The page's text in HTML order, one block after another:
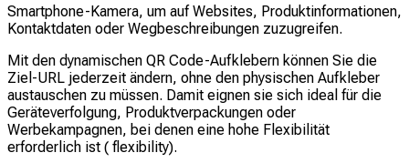
Smartphone-Kamera, um auf Websites, Produktinformationen,
Kontaktdaten oder Wegbeschreibungen zuzugreifen.
Mit den dynamischen QR Code-Aufklebern können Sie die
Ziel-URL jederzeit ändern, ohne den physischen Aufkleber
austauschen zu müssen. Damit eignen sie sich ideal für die
Geräteverfolgung, Produktverpackungen oder
Werbekampagnen, bei denen eine hohe Flexibilität
erforderlich ist ( flexibility).